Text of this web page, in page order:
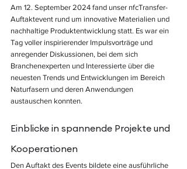
Am 12. September 2024 fand unser nfcTransfer-
Auftaktevent rund um innovative Materialien und
nachhaltige Produktentwicklung statt. Es war ein
Tag voller inspirierender Impulsvorträge und
anregender Diskussionen, bei dem sich
Branchenexperten und Interessierte über die
neuesten Trends und Entwicklungen im Bereich
Naturfasern und deren Anwendungen
austauschen konnten.
Einblicke in spannende Projekte und
Kooperationen
Den Auftakt des Events bildete eine ausführliche